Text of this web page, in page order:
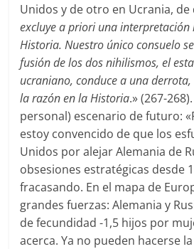
Unidos y de otro en Ucrania,
excluye a priori una interpretación
Historia. Nuestro único consuelo
fusión de los dos nihilismos, el
ucraniano, conduce a una
la razón en la Historia.» (267-
personal) escenario de futuro:
estoy convencido de que los
Unidos por alejar Alemania de
obsesiones estratégicas desde
fracasando. En el mapa de
grandes fuerzas: Alemania y
de fecundidad -1,5 hijos por
acerca. Ya no pueden hacerse